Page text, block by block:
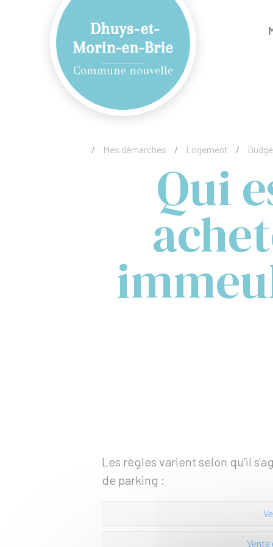
/ Mes démarches / Logement /
Qui
Les règles varient selon qu'il
de parking :
Vente